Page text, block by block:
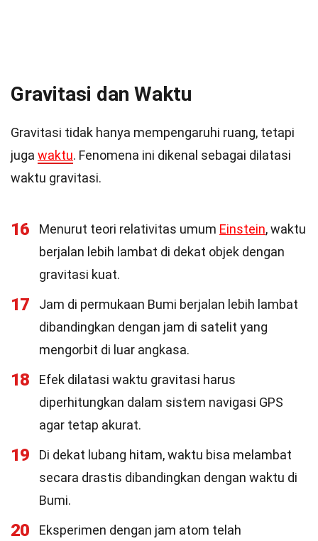
Gravitasi dan Waktu
Gravitasi tidak hanya mempengaruhi ruang, tetapi
juga waktu. Fenomena ini dikenal sebagai dilatasi
waktu gravitasi.
16 Menurut teori relativitas umum Einstein, waktu
berjalan lebih lambat di dekat objek dengan
gravitasi kuat.
17
Jam di permukaan Bumi berjalan lebih lambat
dibandingkan dengan jam di satelit yang
mengorbit di luar angkasa.
18
Efek dilatasi waktu gravitasi harus
diperhitungkan dalam sistem navigasi GPS
agar tetap akurat.
19
Di dekat lubang hitam, waktu bisa melambat
secara drastis dibandingkan dengan waktu di
Bumi.
20
Eksperimen dengan jam atom telah